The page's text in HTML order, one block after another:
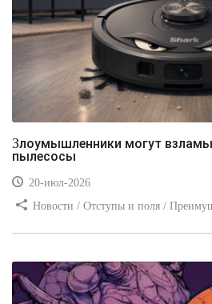
Злоумышленники могут взламывать роботы-
пылесосы
20-июл-2026
Новости / Отступы и поля /